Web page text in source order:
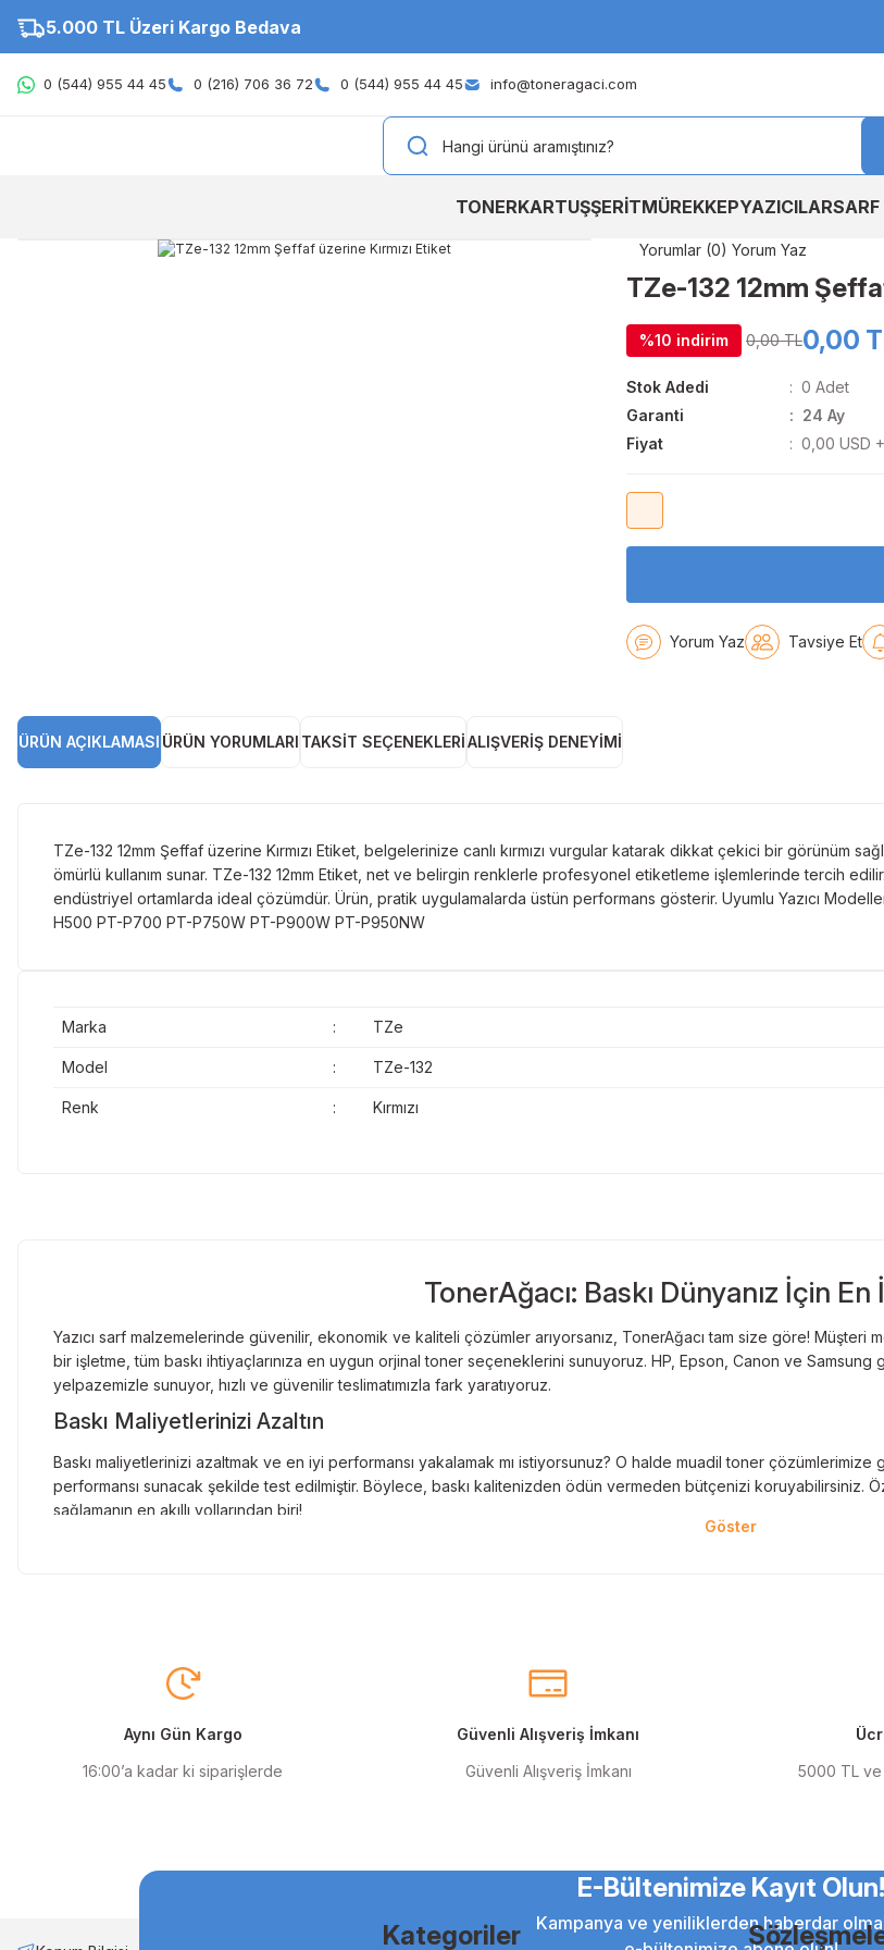
5.000 TL Üzeri Kargo Bedava
0 (544) 955 44 45 0 (216) 706 36 72 0 (544) 955 44 45 info@toneragaci.com
TONERKARTUŞŞERİTMÜREKKEPYAZICILAR
Yorumlar (0) Yorum Yaz
TZe-132 12mm
%10 indirim 0,00 TL0,00
Stok Adedi
0 Adet
Garanti
24 Ay
Fiyat
0,00 USD
Yorum Yaz Tavsiye Et
ÜRÜN AÇIKLAMASI ÜRÜN YORUMLARI TAKSIT SEÇENEKLERIALIŞVERIŞ DENEYIMI
TZe-132 12mm Şeffaf üzerine Kırmızı Etiket, belgelerinize canlı kırmızı vurgular katarak dikkat çekici bir görünüm
ömürlü kullanım sunar. TZe-132 12mm Etiket, net ve belirgin renklerle profesyonel etiketleme işlemlerinde tercih
endüstriyel ortamlarda ideal çözümdür. Ürün, pratik uygulamalarda üstün performans gösterir. Uyumlu Yazıcı
H500 PT-P700 PT-P750W PT-P900W PT-P950NW
Marka : TZe
Model : TZe-132
Renk : Kırmızı
TonerAğacı: Baskı Dünyanız İçin
Yazıcı sarf malzemelerinde güvenilir, ekonomik ve kaliteli çözümler arıyorsanız, TonerAğacı tam size göre!
bir işletme, tüm baskı ihtiyaçlarınıza en uygun orjinal toner seçeneklerini sunuyoruz. HP, Epson, Canon ve
yelpazemizle sunuyor, hızlı ve güvenilir teslimatımızla fark yaratıyoruz.
Baskı Maliyetlerinizi Azaltın
Baskı maliyetlerinizi azaltmak ve en iyi performansı yakalamak mı istiyorsunuz? O halde muadil toner çözümlerimize
performansı sunacak şekilde test edilmiştir. Böylece, baskı kalitenizden ödün vermeden bütçenizi koruyabilirsiniz.
sağlamanın en akıllı yollarından biri!
Maliyetleri düşürmek isteyen kullanıcılar için muadil kartuş seçeneklerimiz de mevcuttur. Muadil kartuş, kaliteli
Orjinal Mürekkep ile Canlı Baskılar
Bütçenizi zorlamadan kaliteli baskılar almak istiyorsanız, muadil mürekkep tam size göre! Muadil mürekkep, hem
etmenin en akıllı yoludur. Uzun ömürlü ve stabil performansı sayesinde en iyi baskıları alabilirsiniz.
Aynı Gün Kargo
16:00’a kadar ki siparişlerde
Güvenli Alışveriş İmkanı
Güvenli Alışveriş İmkanı
5000 TL
E-Bültenimize Kayıt Olun!
Kampanya ve yeniliklerden haberdar
Kategoriler